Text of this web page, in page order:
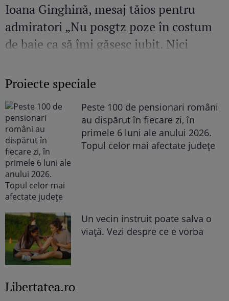
Ioana Ginghină, mesaj tăios pentru
admiratori „Nu posgtz poze în costum
de baie ca să îmi găsesc iubit. Nici
Proiecte speciale
Peste 100 de pensionari români
au dispărut în fiecare zi, în
primele 6 luni ale anului 2026.
Topul celor mai afectate județe
Un vecin instruit poate salva o
viață. Vezi despre ce e vorba
Libertatea.ro